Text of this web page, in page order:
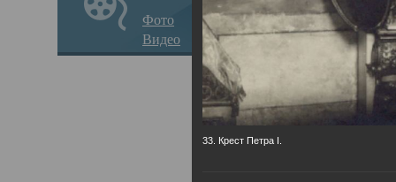
Фото
Видео
33. Крест Петра I.